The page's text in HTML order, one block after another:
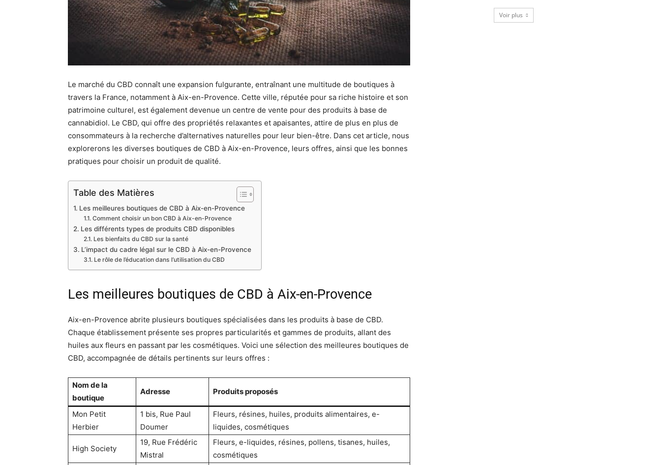
Le marché du CBD connaît une expansion fulgurante, entraînant une multitude de boutiques à
travers la France, notamment à Aix-en-Provence. Cette ville, réputée pour sa riche histoire et son
patrimoine culturel, est également devenue un centre de vente pour des produits à base de
cannabidiol. Le CBD, qui offre des propriétés relaxantes et apaisantes, attire de plus en plus de
consommateurs à la recherche d’alternatives naturelles pour leur bien-être. Dans cet article, nous
explorerons les diverses boutiques de CBD à Aix-en-Provence, leurs offres, ainsi que les bonnes
pratiques pour choisir un produit de qualité.
Table des Matières
Les meilleures boutiques de CBD à Aix-en-Provence
Comment choisir un bon CBD à Aix-en-Provence
Les différents types de produits CBD disponibles
Les bienfaits du CBD sur la santé
L’impact du cadre légal sur le CBD à Aix-en-Provence
Le rôle de l’éducation dans l’utilisation du CBD
Les meilleures boutiques de CBD à Aix-en-Provence
Aix-en-Provence abrite plusieurs boutiques spécialisées dans les produits à base de CBD.
Chaque établissement présente ses propres particularités et gammes de produits, allant des
huiles aux fleurs en passant par les cosmétiques. Voici une sélection des meilleures boutiques de
CBD, accompagnée de détails pertinents sur leurs offres :
Nom de la
boutique
Adresse Produits proposés
Mon Petit
Herbier
1 bis, Rue Paul
Doumer
Fleurs, résines, huiles, produits alimentaires, e-
liquides, cosmétiques
High Society
19, Rue Frédéric
Mistral
Fleurs, e-liquides, résines, pollens, tisanes, huiles,
cosmétiques
Voir plus